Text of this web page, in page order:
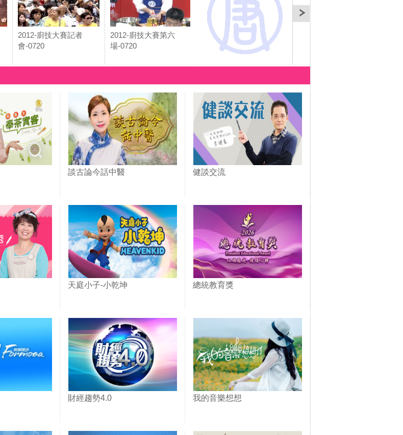
2012-廚技大賽記者
會-0720
2012-廚技大賽第六
場-0720
2012-廚技大賽第五
場-0720
談古論今話中醫 健談交流
天庭小子-小乾坤 總統教育獎
財經趨勢4.0 我的音樂想想